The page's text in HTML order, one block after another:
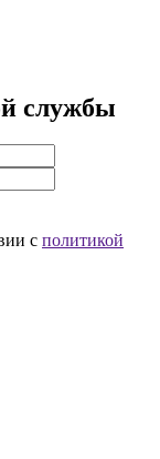
службы
с политикой